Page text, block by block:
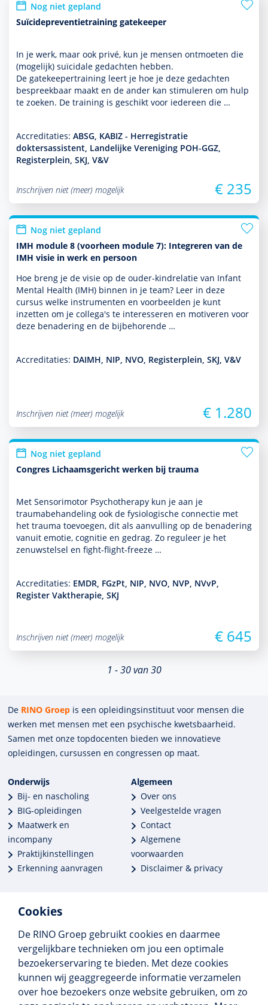
Cookies
De RINO Groep gebruikt cookies en daarmee
vergelijkbare technieken om jou een optimale
bezoekerservaring te bieden. Met deze cookies
kunnen wij geaggregeerde informatie verzamelen
over hoe bezoekers onze website gebruiken, om zo
Nog niet gepland
Suïcidepreventietraining gatekeeper
In je werk, maar ook privé, kun je mensen ontmoeten die
(moge­lijk) suïcidale gedachten hebben.
De gatekeepertraining leert je hoe je deze gedachten
bespreekbaar maakt en de ander kan stimuleren om hulp
te zoeken. De training is geschikt voor iedereen die …
Accreditaties: ABSG, KABIZ - Herregistratie
doktersassistent, Landelijke Vereniging POH-GGZ,
Registerplein, SKJ, V&V
Inschrijven niet (meer) mogelijk € 235
Nog niet gepland
IMH module 8 (voorheen module 7): Integreren van de
IMH visie in werk en persoon
Hoe breng je de visie op de ouder-kindrelatie van Infant
Mental Health (IMH) binnen in je team? Leer in deze
cursus welke instru­men­ten en voor­beelden je kunt
inzetten om je collega's te inte­res­seren en motiveren voor
deze benade­ring en de bijbehorende …
Accreditaties: DAIMH, NIP, NVO, Registerplein, SKJ, V&V
Inschrijven niet (meer) mogelijk € 1.280
Nog niet gepland
Congres Lichaamsgericht werken bij trauma
Met Sensorimotor Psychothera­py kun je aan je
traumabehan­del­ing ook de fysiologische connectie met
het trauma toevoegen, dit als aanvulling op de benade­ring
vanuit emotie, cognitie en gedrag. Zo reguleer je het
zenuwstelsel en fight-flight-freeze …
Accreditaties: EMDR, FGzPt, NIP, NVO, NVP, NVvP,
Register Vaktherapie, SKJ
Inschrijven niet (meer) mogelijk € 645
1 - 30 van 30
De RINO Groep is een opleidings­insti­tuut voor mensen die
werken met mensen met een psychische kwets­baar­heid.
Samen met onze top­docenten bieden we innova­tieve
opleidingen, cursussen en congres­sen op maat.
Onderwijs
Bij- en nascholing
BIG-opleidingen
Maatwerk en
incompany
Praktijkinstellingen
Erkenning aanvragen
Algemeen
Over ons
Veelgestelde vragen
Contact
Algemene
voorwaarden
Disclaimer & privacy
Meer dan 250 opleidingen
Alle BIG-opleidingen in huis
Cedeo-erkend en CRKBO-geregistreerd
Gemiddelde beoordeling 8,4